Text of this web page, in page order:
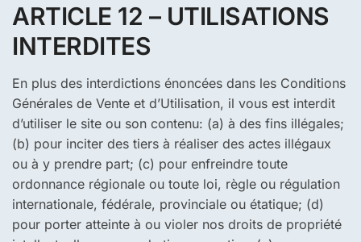
ARTICLE 12 – UTILISATIONS
INTERDITES
En plus des interdictions énoncées dans les Conditions
Générales de Vente et d’Utilisation, il vous est interdit
d’utiliser le site ou son contenu: (a) à des fins illégales;
(b) pour inciter des tiers à réaliser des actes illégaux
ou à y prendre part; (c) pour enfreindre toute
ordonnance régionale ou toute loi, règle ou régulation
internationale, fédérale, provinciale ou étatique; (d)
pour porter atteinte à ou violer nos droits de propriété